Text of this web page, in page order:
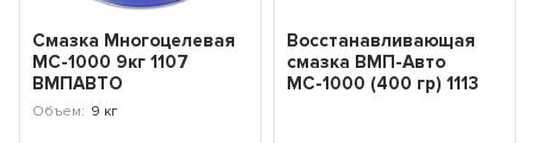
Смазка Многоцелевая
МС-1000 9кг 1107
ВМПАВТО
Объем: 9 кг
Восстанавливающая
смазка ВМП-Авто
МС-1000 (400 гр) 1113